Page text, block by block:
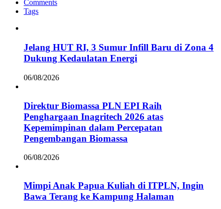
Comments
Tags
Jelang HUT RI, 3 Sumur Infill Baru di Zona 4
Dukung Kedaulatan Energi
06/08/2026
Direktur Biomassa PLN EPI Raih
Penghargaan Inagritech 2026 atas
Kepemimpinan dalam Percepatan
Pengembangan Biomassa
06/08/2026
Mimpi Anak Papua Kuliah di ITPLN, Ingin
Bawa Terang ke Kampung Halaman